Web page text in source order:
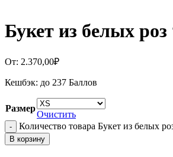
Букет из белых
От: 2.370,00₽
Кешбэк: до 237 Баллов
Размер
Очистить
Количество товара Букет из белых
В корзину